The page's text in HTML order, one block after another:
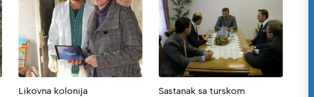
Likovna kolonija
Sastanak sa turskom